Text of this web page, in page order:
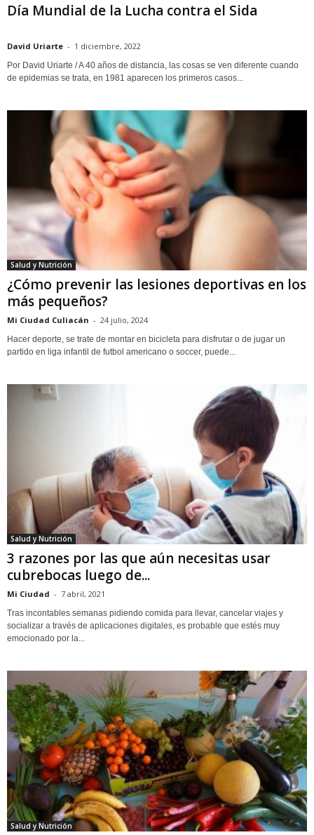
Día Mundial de la Lucha contra el Sida
David Uriarte - 1 diciembre, 2022
Por David Uriarte / A 40 años de distancia, las cosas se ven diferente cuando
de epidemias se trata, en 1981 aparecen los primeros casos...
Salud y Nutrición
¿Cómo prevenir las lesiones deportivas en los
más pequeños?
Mi Ciudad Culiacán - 24 julio, 2024
Hacer deporte, se trate de montar en bicicleta para disfrutar o de jugar un
partido en liga infantil de futbol americano o soccer, puede...
Salud y Nutrición
3 razones por las que aún necesitas usar
cubrebocas luego de...
Mi Ciudad - 7 abril, 2021
Tras incontables semanas pidiendo comida para llevar, cancelar viajes y
socializar a través de aplicaciones digitales, es probable que estés muy
emocionado por la...
Salud y Nutrición